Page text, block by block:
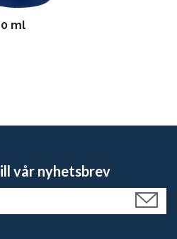
ml
vår nyhetsbrev